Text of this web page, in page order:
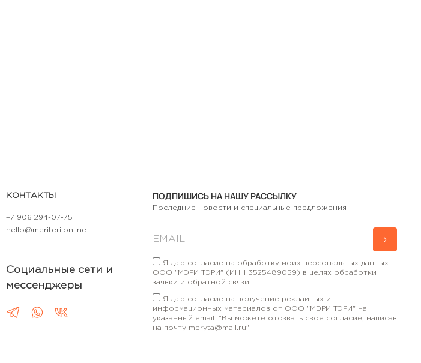
КОНТАКТЫ
+7 906 294-07-75
hello@meriteri.online
Социальные сети и
мессенджеры
ПОДПИШИСЬ НА НАШУ РАССЫЛКУ
Последние новости и специальные предложения
›
Я даю согласие на обработку моих персональных данных
ООО "МЭРИ ТЭРИ" (ИНН 3525489059) в целях обработки
заявки и обратной связи.
Я даю согласие на получение рекламных и
информационных материалов от ООО "МЭРИ ТЭРИ" на
указанный email. "Вы можете отозвать своё согласие, написав
на почту meryta@mail.ru"